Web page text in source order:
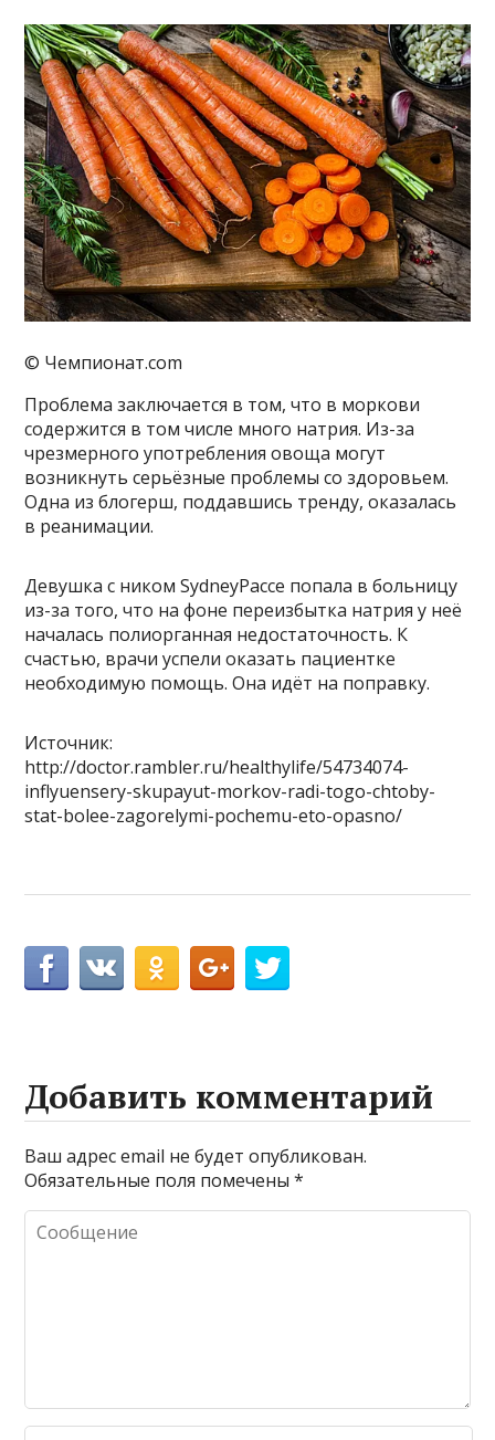
© Чемпионат.com
Проблема заключается в том, что в моркови
содержится в том числе много натрия. Из-за
чрезмерного употребления овоща могут
возникнуть серьёзные проблемы со здоровьем.
Одна из блогерш, поддавшись тренду, оказалась
в реанимации.
Девушка с ником SydneyPacce попала в больницу
из-за того, что на фоне переизбытка натрия у неё
началась полиорганная недостаточность. К
счастью, врачи успели оказать пациентке
необходимую помощь. Она идёт на поправку.
Источник:
http://doctor.rambler.ru/healthylife/54734074-
inflyuensery-skupayut-morkov-radi-togo-chtoby-
stat-bolee-zagorelymi-pochemu-eto-opasno/
Добавить комментарий
Ваш адрес email не будет опубликован.
Обязательные поля помечены*